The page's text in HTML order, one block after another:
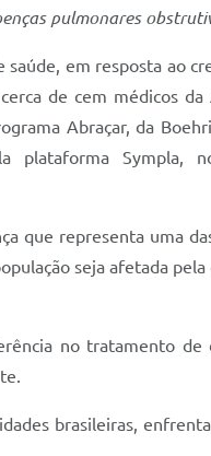
pulmonares
em resposta ao
de cem médicos
Abraçar, da
plataforma
que representa uma
seja afetada
no tratamento de
brasileiras,